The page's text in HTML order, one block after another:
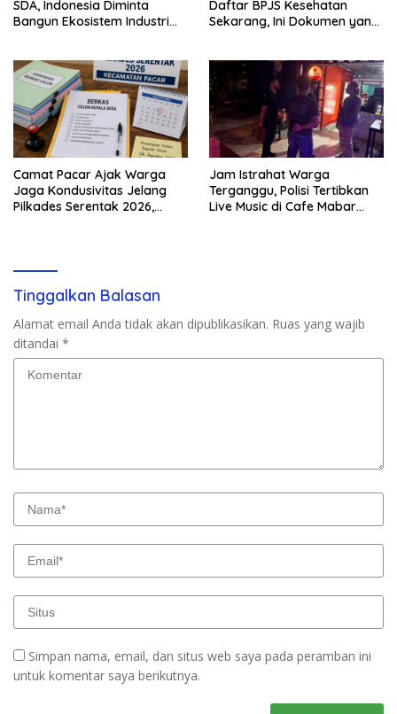
SDA, Indonesia Diminta
Bangun Ekosistem Industri
Daftar BPJS Kesehatan
Sekarang, Ini Dokumen yang
Camat Pacar Ajak Warga
Jaga Kondusivitas Jelang
Pilkades Serentak 2026,
Jam Istrahat Warga
Terganggu, Polisi Tertibkan
Live Music di Cafe Mabar
Tinggalkan Balasan
Alamat email Anda tidak akan dipublikasikan. Ruas yang wajib
ditandai *
Simpan nama, email, dan situs web saya pada peramban ini
untuk komentar saya berikutnya.